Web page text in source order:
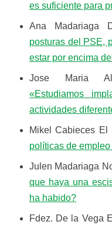
es suficiente para
Ana Madariaga
posturas del PSE,
estar por encima
Jose Maria
«Estudiamos
actividades
Mikel Cabieces El
políticas de
Julen Madariaga
que haya una
ha habido?
Fdez. De la Vega